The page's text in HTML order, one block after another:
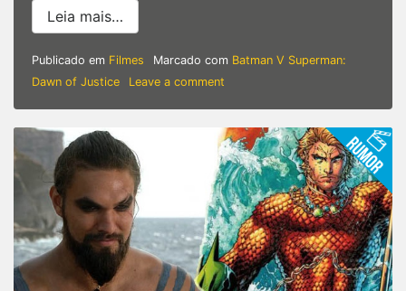
Leia mais…
Publicado em Filmes Marcado com Batman V Superman:
Dawn of Justice
Leave a comment
V.
Superman:
Dawn
of
Justice’
–
Conheça
o
novo
uniforme
do